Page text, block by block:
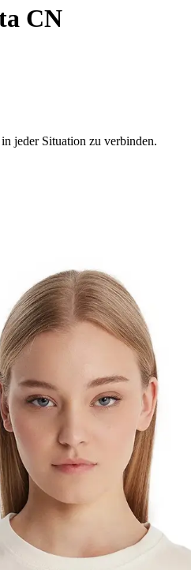
CN
jeder Situation zu verbinden.